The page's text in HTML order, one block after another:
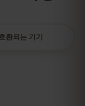
환되는 기기